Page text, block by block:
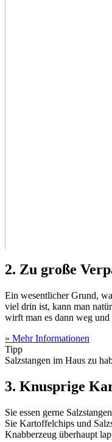
2. Zu große
Ein wesentlicher Grund,
viel drin ist, kann man
wirft man es dann weg
» Mehr Informationen
Tipp
Salzstangen im Haus zu
3. Knusprige
Sie essen gerne
Sie Kartoffelchips und
Knabberzeug überhaupt